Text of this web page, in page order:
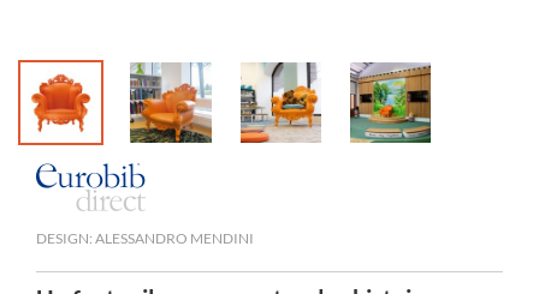
DESIGN: ALESSANDRO MENDINI